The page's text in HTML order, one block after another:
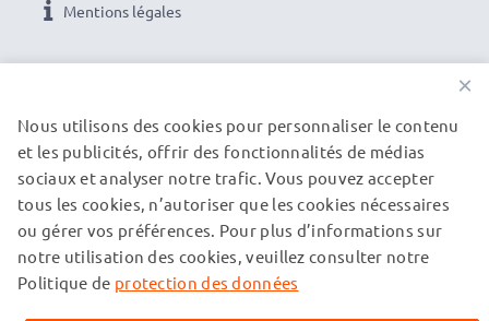
bancaire, paypal, carte bleue, virement bancaire)
Service client gratuit :
service client gratuit et à
l’écoute par téléphone du lundi au vendredi de 10h à
18h ou par e-mail
Mentions légales
NOS PARTENAIRES DE LIVRAISON
© subtel.fr 2026
Tous les prix incluent la TVA et excluent les frais de port.
Veuillez noter que toutes les marques citées sont des
×
Nous utilisons des cookies pour personnaliser le contenu
et les publicités, offrir des fonctionnalités de médias
sociaux et analyser notre trafic. Vous pouvez accepter
tous les cookies, n’autoriser que les cookies nécessaires
ou gérer vos préférences. Pour plus d’informations sur
notre utilisation des cookies, veuillez consulter notre
Politique de protection des données